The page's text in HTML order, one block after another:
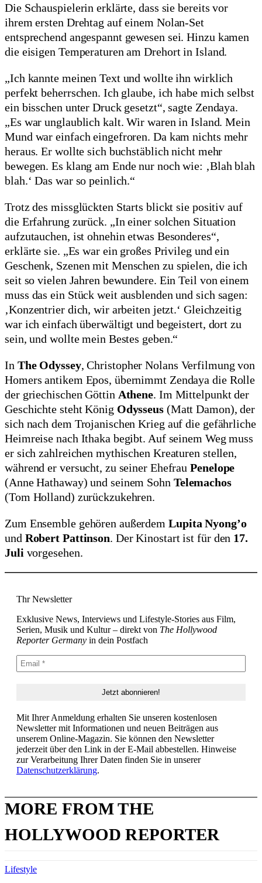
Die Schauspielerin erklärte, dass sie bereits vor
ihrem ersten Drehtag auf einem Nolan-Set
entsprechend angespannt gewesen sei. Hinzu kamen
die eisigen Temperaturen am Drehort in Island.
„Ich kannte meinen Text und wollte ihn wirklich
perfekt beherrschen. Ich glaube, ich habe mich selbst
ein bisschen unter Druck gesetzt“, sagte Zendaya.
„Es war unglaublich kalt. Wir waren in Island. Mein
Mund war einfach eingefroren. Da kam nichts mehr
heraus. Er wollte sich buchstäblich nicht mehr
bewegen. Es klang am Ende nur noch wie: ‚Blah blah
blah.‘ Das war so peinlich.“
Trotz des missglückten Starts blickt sie positiv auf
die Erfahrung zurück. „In einer solchen Situation
aufzutauchen, ist ohnehin etwas Besonderes“,
erklärte sie. „Es war ein großes Privileg und ein
Geschenk, Szenen mit Menschen zu spielen, die ich
seit so vielen Jahren bewundere. Ein Teil von einem
muss das ein Stück weit ausblenden und sich sagen:
‚Konzentrier dich, wir arbeiten jetzt.‘ Gleichzeitig
war ich einfach überwältigt und begeistert, dort zu
sein, und wollte mein Bestes geben.“
In The Odyssey, Christopher Nolans Verfilmung von
Homers antikem Epos, übernimmt Zendaya die Rolle
der griechischen Göttin Athene. Im Mittelpunkt der
Geschichte steht König Odysseus(Matt Damon), der
sich nach dem Trojanischen Krieg auf die gefährliche
Heimreise nach Ithaka begibt. Auf seinem Weg muss
er sich zahlreichen mythischen Kreaturen stellen,
während er versucht, zu seiner EhefrauPenelope
(Anne Hathaway) und seinem Sohn Telemachos
(Tom Holland) zurückzukehren.
Zum Ensemble gehören außerdem Lupita Nyong’o
und Robert Pattinson. Der Kinostart ist für den 17.
Juli vorgesehen.
Thr Newsletter
Exklusive News, Interviews und Lifestyle-Stories aus Film,
Serien, Musik und Kultur – direkt von The Hollywood
Reporter Germany in dein Postfach
Mit Ihrer Anmeldung erhalten Sie unseren kostenlosen
Newsletter mit Informationen und neuen Beiträgen aus
unserem Online-Magazin. Sie können den Newsletter
jederzeit über den Link in der E-Mail abbestellen. Hinweise
zur Verarbeitung Ihrer Daten finden Sie in unserer
Datenschutzerklärung.
MORE FROM THE
HOLLYWOOD REPORTER
Lifestyle